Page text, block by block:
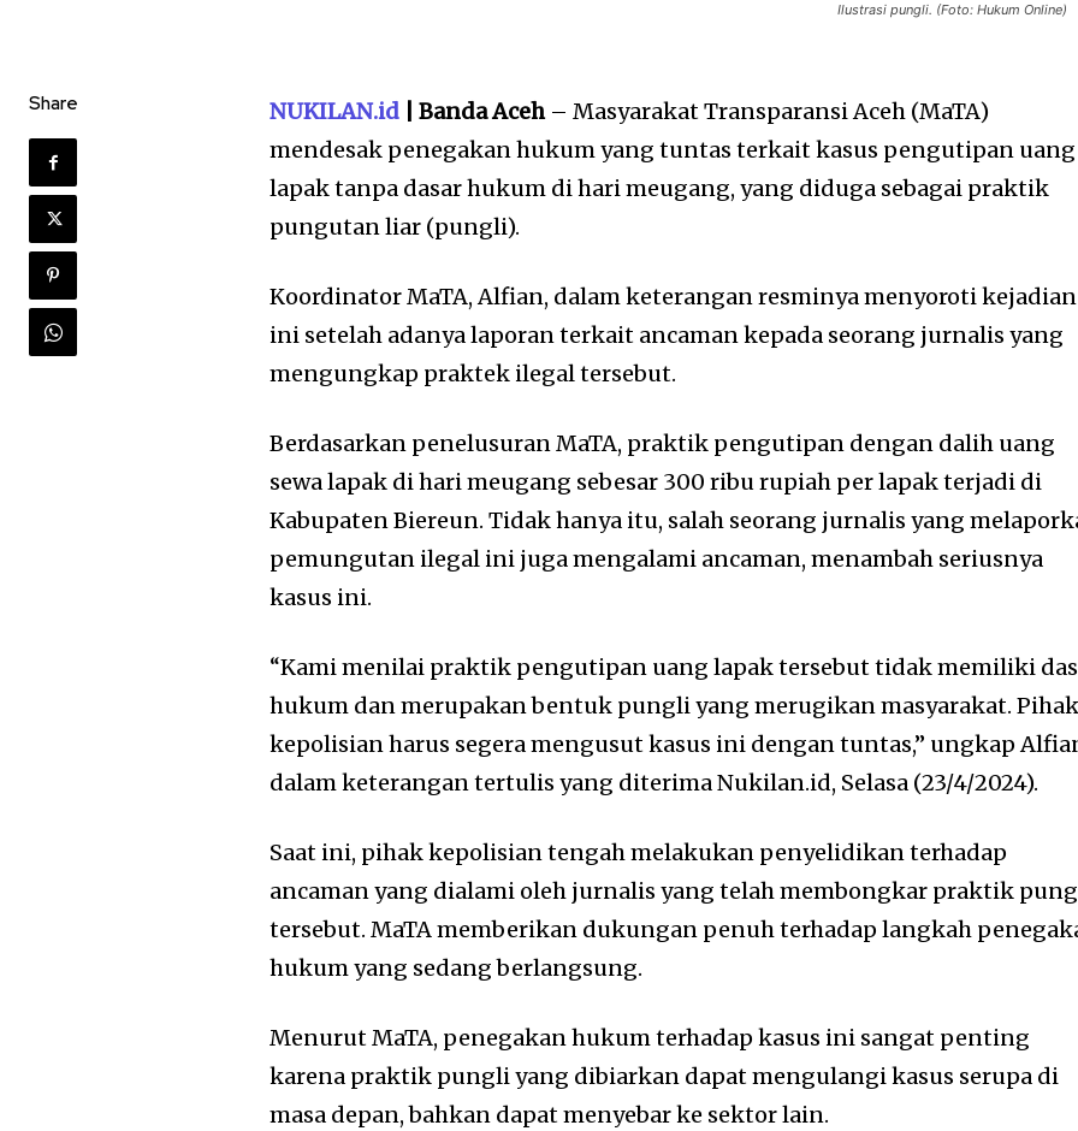
Ilustrasi pungli. (Foto: Hukum Online)
Share NUKILAN.id | Banda Aceh– Masyarakat Transparansi Aceh (MaTA)
mendesak penegakan hukum yang tuntas terkait kasus pengutipan uang
lapak tanpa dasar hukum di hari meugang, yang diduga sebagai praktik
pungutan liar (pungli).
Koordinator MaTA, Alfian, dalam keterangan resminya menyoroti kejadian
ini setelah adanya laporan terkait ancaman kepada seorang jurnalis yang
mengungkap praktek ilegal tersebut.
Berdasarkan penelusuran MaTA, praktik pengutipan dengan dalih uang
sewa lapak di hari meugang sebesar 300 ribu rupiah per lapak terjadi di
Kabupaten Biereun. Tidak hanya itu, salah seorang jurnalis yang
pemungutan ilegal ini juga mengalami ancaman, menambah seriusnya
kasus ini.
“Kami menilai praktik pengutipan uang lapak tersebut tidak memiliki
hukum dan merupakan bentuk pungli yang merugikan masyarakat.
kepolisian harus segera mengusut kasus ini dengan tuntas,” ungkap
dalam keterangan tertulis yang diterima Nukilan.id, Selasa (23/4/2024).
Saat ini, pihak kepolisian tengah melakukan penyelidikan terhadap
ancaman yang dialami oleh jurnalis yang telah membongkar praktik
tersebut. MaTA memberikan dukungan penuh terhadap langkah
hukum yang sedang berlangsung.
Menurut MaTA, penegakan hukum terhadap kasus ini sangat penting
karena praktik pungli yang dibiarkan dapat mengulangi kasus serupa di
masa depan, bahkan dapat menyebar ke sektor lain.